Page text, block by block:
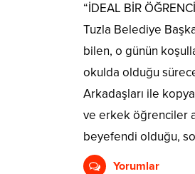
“İDEAL BİR
Tuzla Belediye
bilen, o günün
okulda olduğu
Arkadaşları ile
ve erkek öğrenciler
beyefendi olduğu,
Yorumlar